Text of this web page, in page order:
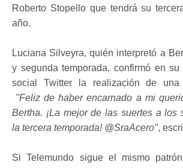
Roberto Stopello que tendrá su
año.
Luciana Silveyra, quién interpretó a
y segunda temporada, confirmó en
social Twitter la realización de una
"Feliz de haber encarnado a mi
Bertha. ¡La mejor de las suertes a los
la tercera temporada! @SraAcero",
Si Telemundo sigue el mismo